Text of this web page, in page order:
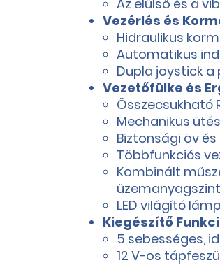
Az elülső és a
Vezérlés és
Hidraulikus
Automatikus
Dupla joystick
Vezetőfülke és
Összecsukható
Mechanikus
Biztonsági öv
Többfunkciós
Kombinált
LED világító
Kiegészítő
5 sebességes,
12 V-os